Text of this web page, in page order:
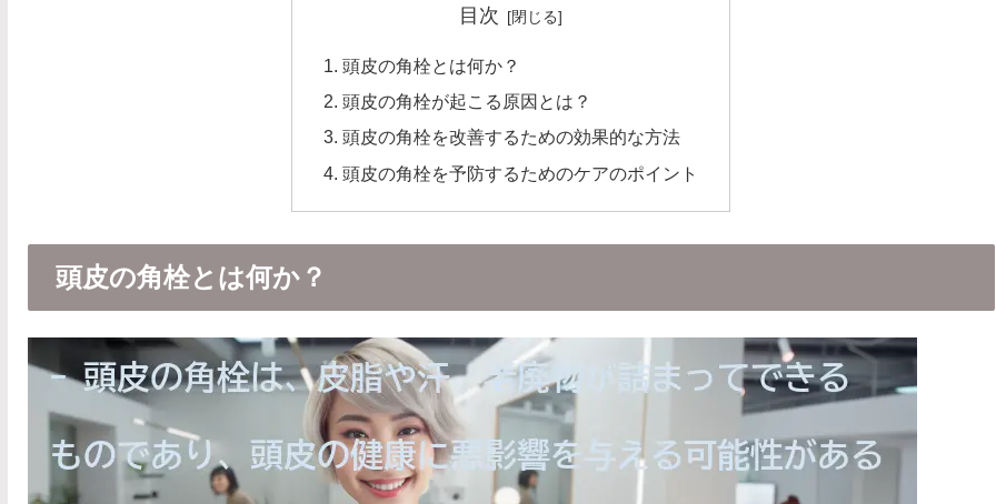
目次
頭皮の角栓とは何か？
頭皮の角栓が起こる原因とは？
頭皮の角栓を改善するための効果的な方法
頭皮の角栓を予防するためのケアのポイント
頭皮の角栓とは何か？